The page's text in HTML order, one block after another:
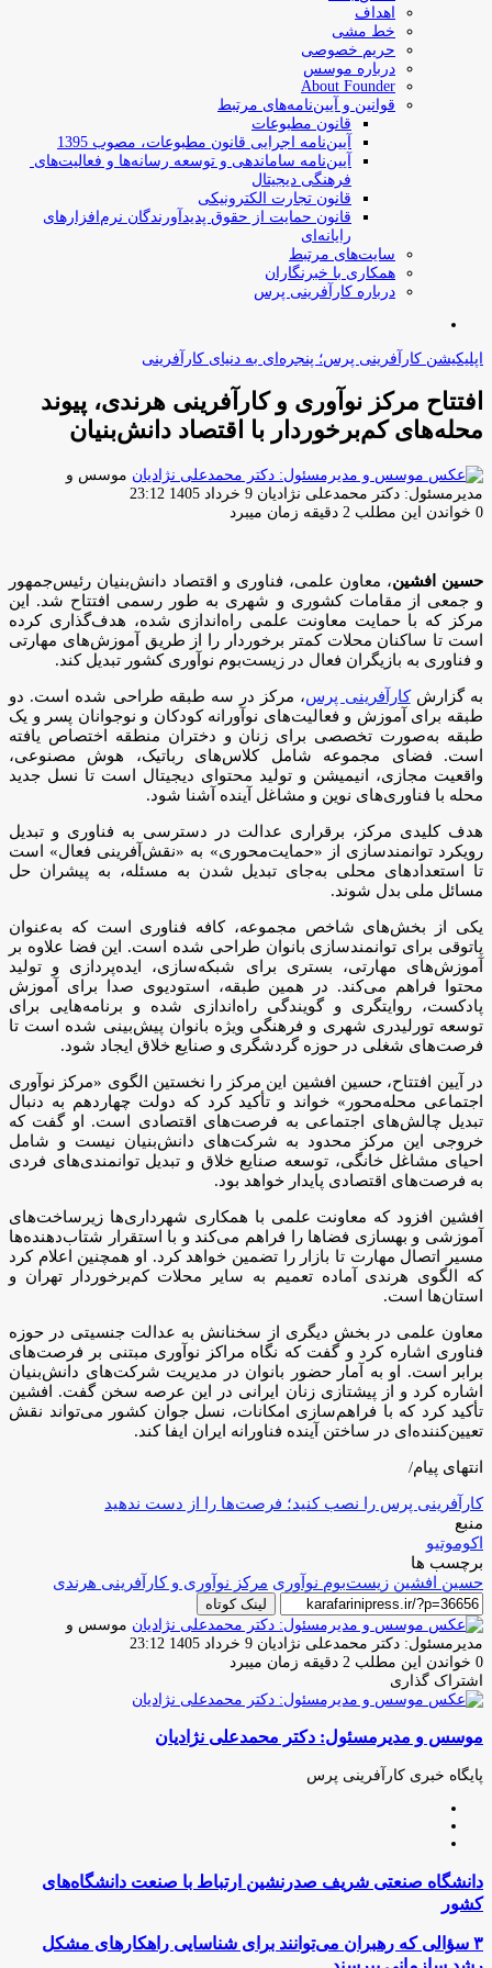
اهداف
خط مشی
حریم خصوصی
درباره موسس
About Founder
قوانین و آیین‌نامه‌های مرتبط
‌قانون مطبوعات
آیین‌نامه اجرایی قانون مطبوعات، مصوب 1395
آیین‌نامه سامان­دهی و توسعه رسانه­‌ها و فعالیت‌­های
فرهنگی دیجیتال
قانون تجارت الکترونیکی
قانون حمایت از حقوق پدیدآورندگان نرم‌افزارهای
رایانه‌ای
سایت‌های مرتبط
همکاری با خبرنگاران
درباره کارآفرینی پرس
اپلیکیشن کارآفرینی پرس؛ پنجره‌ای به دنیای کارآفرینی
افتتاح مرکز نوآوری و کارآفرینی هرندی، پیوند
محله‌های کم‌برخوردار با اقتصاد دانش‌بنیان
موسس و
مدیرمسئول: دکتر محمدعلی نژادیان ارسال
ایمیل
9 خرداد 1405 23:12
0 خواندن این مطلب 2 دقیقه زمان میبرد
حسین افشین، معاون علمی، فناوری و اقتصاد دانش‌بنیان رئیس‌جمهور
و جمعی از مقامات کشوری و شهری به طور رسمی افتتاح شد. این
مرکز که با حمایت معاونت علمی راه‌اندازی شده، هدف‌گذاری کرده
است تا ساکنان محلات کمتر برخوردار را از طریق آموزش‌های مهارتی
و فناوری به بازیگران فعال در زیست‌بوم نوآوری کشور تبدیل کند.
به گزارشکارآفرینی پرس، مرکز در سه طبقه طراحی شده است. دو
طبقه برای آموزش و فعالیت‌های نوآورانه کودکان و نوجوانان پسر و یک
طبقه به‌صورت تخصصی برای زنان و دختران منطقه اختصاص یافته
است. فضای مجموعه شامل کلاس‌های رباتیک، هوش مصنوعی،
واقعیت مجازی، انیمیشن و تولید محتوای دیجیتال است تا نسل جدید
محله با فناوری‌های نوین و مشاغل آینده آشنا شود.
هدف کلیدی مرکز، برقراری عدالت در دسترسی به فناوری و تبدیل
رویکرد توانمندسازی از «حمایت‌محوری» به «نقش‌آفرینی فعال» است
تا استعدادهای محلی به‌جای تبدیل شدن به مسئله، به پیشران حل
مسائل ملی بدل شوند.
یکی از بخش‌های شاخص مجموعه، کافه فناوری است که به‌عنوان
پاتوقی برای توانمندسازی بانوان طراحی شده است. این فضا علاوه بر
آموزش‌های مهارتی، بستری برای شبکه‌سازی، ایده‌پردازی و تولید
محتوا فراهم می‌کند. در همین طبقه، استودیوی صدا برای آموزش
پادکست، روایتگری و گویندگی راه‌اندازی شده و برنامه‌هایی برای
توسعه تورلیدری شهری و فرهنگی ویژه بانوان پیش‌بینی شده است تا
فرصت‌های شغلی در حوزه گردشگری و صنایع خلاق ایجاد شود.
در آیین افتتاح، حسین افشین این مرکز را نخستین الگوی «مرکز نوآوری
اجتماعی محله‌محور» خواند و تأکید کرد که دولت چهاردهم به دنبال
تبدیل چالش‌های اجتماعی به فرصت‌های اقتصادی است. او گفت که
خروجی این مرکز محدود به شرکت‌های دانش‌بنیان نیست و شامل
احیای مشاغل خانگی، توسعه صنایع خلاق و تبدیل توانمندی‌های فردی
به فرصت‌های اقتصادی پایدار خواهد بود.
افشین افزود که معاونت علمی با همکاری شهرداری‌ها زیرساخت‌های
آموزشی و بهسازی فضاها را فراهم می‌کند و با استقرار شتاب‌دهنده‌ها
مسیر اتصال مهارت تا بازار را تضمین خواهد کرد. او همچنین اعلام کرد
که الگوی هرندی آماده تعمیم به سایر محلات کم‌برخوردار تهران و
استان‌ها است.
معاون علمی در بخش دیگری از سخنانش به عدالت جنسیتی در حوزه
فناوری اشاره کرد و گفت که نگاه مراکز نوآوری مبتنی بر فرصت‌های
برابر است. او به آمار حضور بانوان در مدیریت شرکت‌های دانش‌بنیان
اشاره کرد و از پیشتازی زنان ایرانی در این عرصه سخن گفت. افشین
تأکید کرد که با فراهم‌سازی امکانات، نسل جوان کشور می‌تواند نقش
تعیین‌کننده‌ای در ساختن آینده فناورانه ایران ایفا کند.
انتهای پیام/
کارآفرینی پرس را نصب کنید؛ فرصت‌ها را از دست ندهید
منبع
اکوموتیو
برچسب ها
حسین افشین زیست‌بوم نوآوری مرکز نوآوری و کارآفرینی هرندی
لینک کوتاه
موسس و
مدیرمسئول: دکتر محمدعلی نژادیان ارسال
ایمیل
9 خرداد 1405 23:12
0 خواندن این مطلب 2 دقیقه زمان میبرد
اشتراک گذاری
فیس
توئیتر
لینکدین
واتس
تلگرام
اشتراک
از
ایمیل
چاپ
موسس و مدیرمسئول: دکتر محمدعلی نژادیان
پایگاه خبری کارآفرینی پرس
دانشگاه
صنعتی
شریف
صدرنشین
ارتباط
دانشگاه صنعتی شریف صدرنشین ارتباط با صنعت دانشگاه‌های
کشور
۳
سؤالی
۳ سؤالی که رهبران می‌توانند برای شناسایی راهکارهای مشکل